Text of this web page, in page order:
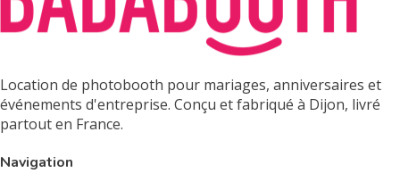
Location de photobooth pour mariages, anniversaires et
événements d'entreprise. Conçu et fabriqué à Dijon, livré
partout en France.
Navigation